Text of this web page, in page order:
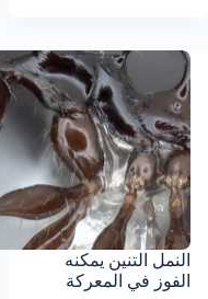
النمل التنين يمكنه
الفوز في المعركة